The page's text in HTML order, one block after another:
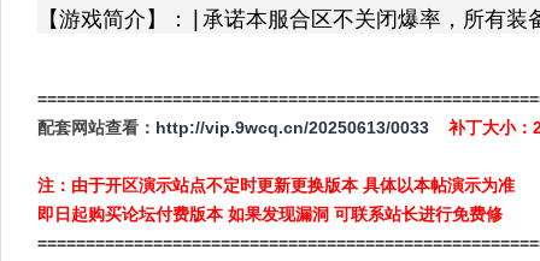
【游戏简介】：|承诺本服合区不关闭爆率，所有
配套网站查看： http://vip.9wcq.cn/20250613/0033 补丁大小
注：由于开区演示站点不定时更新更换版本 具体以本帖演示为准
即日起购买论坛付费版本 如果发现漏洞 可联系站长进行免费修